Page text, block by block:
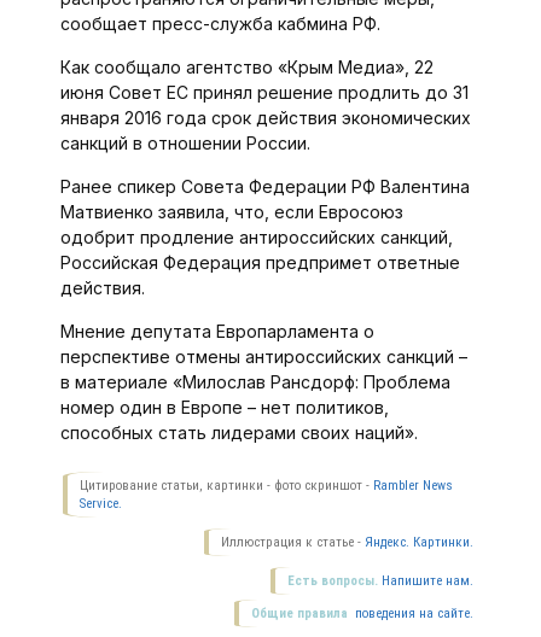
сообщает пресс-служба кабмина РФ.
Как сообщало агентство «Крым Медиа», 22
июня Совет ЕС принял решение продлить до 31
января 2016 года срок действия экономических
санкций в отношении России.
Ранее спикер Совета Федерации РФ Валентина
Матвиенко заявила, что, если Евросоюз
одобрит продление антироссийских санкций,
Российская Федерация предпримет ответные
действия.
Мнение депутата Европарламента о
перспективе отмены антироссийских санкций –
в материале «Милослав Рансдорф: Проблема
номер один в Европе – нет политиков,
способных стать лидерами своих наций».
Цитирование статьи, картинки - фото скриншот - Rambler News
Service.
Иллюстрация к статье - Яндекс. Картинки.
Есть вопросы. Напишите нам.
Общие правила поведения на сайте.